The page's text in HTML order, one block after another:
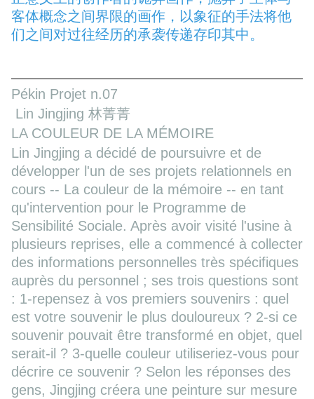
客体概念之间界限的画作，以象征的手法将他
们之间对过往经历的承袭传递存印其中。
Pékin Projet n.07
Lin Jingjing 林菁菁
LA COULEUR DE LA MÉMOIRE
Lin Jingjing a décidé de poursuivre et de
développer l'un de ses projets relationnels en
cours -- La couleur de la mémoire -- en tant
qu'intervention pour le Programme de
Sensibilité Sociale. Après avoir visité l'usine à
plusieurs reprises, elle a commencé à collecter
des informations personnelles très spécifiques
auprès du personnel ; ses trois questions sont
: 1-repensez à vos premiers souvenirs : quel
est votre souvenir le plus douloureux ? 2-si ce
souvenir pouvait être transformé en objet, quel
serait-il ? 3-quelle couleur utiliseriez-vous pour
décrire ce souvenir ? Selon les réponses des
gens, Jingjing créera une peinture sur mesure